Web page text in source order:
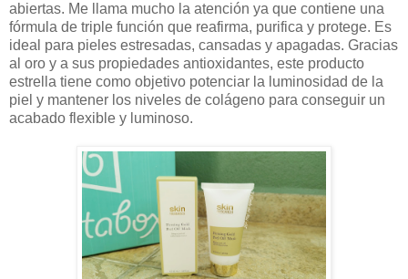
abiertas. Me llama mucho la atención ya que contiene una
fórmula de triple función que reafirma, purifica y protege. Es
ideal para pieles estresadas, cansadas y apagadas. Gracias
al oro y a sus propiedades antioxidantes, este producto
estrella tiene como objetivo potenciar la luminosidad de la
piel y mantener los niveles de colágeno para conseguir un
acabado flexible y luminoso.